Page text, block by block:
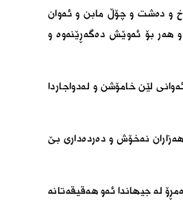
و دەشت و چۆڵ مابن و ئەوان
و هەر بۆ ئەوێش دەگەڕێنەوە و
لێن خامۆشن و لەدواجاردا
نەخۆش و دەردەداری بێ
لە جیهاندا ئەو هەقیقەتانە